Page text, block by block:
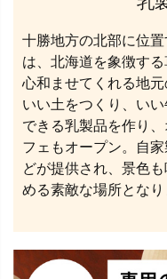
十勝地方の北部に位
は、北海道を象徴す
心和ませてくれる地元
いい土をつくり、い
できる乳製品を作り
フェもオープン。自
どが提供され、景色
める素敵な場所となり